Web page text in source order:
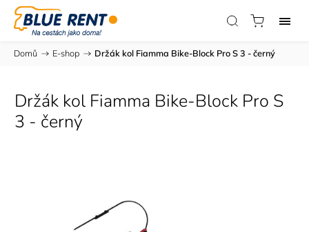
Domů / E-shop / Držák kol Fiamma Bike-Block Pro S 3 - černý
Držák kol Fiamma Bike-Block Pro S
3 - černý